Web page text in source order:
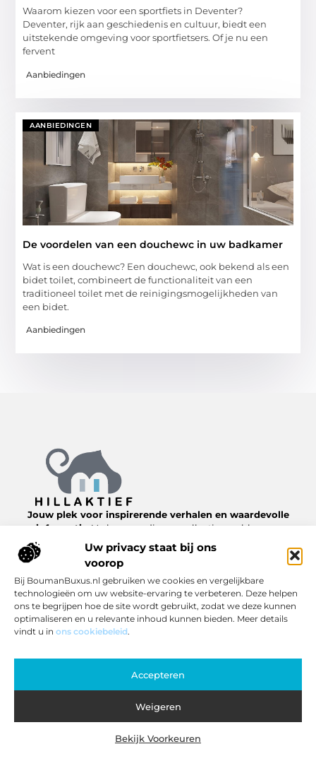
Uw privacy staat bij ons
voorop
Bij BoumanBuxus.nl gebruiken we cookies en vergelijkbare
technologieën om uw website-ervaring te verbeteren. Deze helpen
ons te begrijpen hoe de site wordt gebruikt, zodat we deze kunnen
optimaliseren en u relevante inhoud kunnen bieden. Meer details
vindt u in ons cookiebeleid.
Accepteren
Weigeren
Bekijk Voorkeuren
Waarom kiezen voor een sportfiets in Deventer?
Deventer, rijk aan geschiedenis en cultuur, biedt een
uitstekende omgeving voor sportfietsers. Of je nu een
fervent
Aanbiedingen
AANBIEDINGEN
De voordelen van een douchewc in uw badkamer
Wat is een douchewc? Een douchewc, ook bekend als een
bidet toilet, combineert de functionaliteit van een
traditioneel toilet met de reinigingsmogelijkheden van
een bidet.
Aanbiedingen
Jouw plek voor inspirerende verhalen en waardevolle
informatie.
Verken een diverse collectie van blogs en
artikelen over het dagelijks leven, van nuttige tips tot
interessante inzichten, allemaal te vinden op
Bericht categorie
Onze informatie
Cookiebeleid (EU)